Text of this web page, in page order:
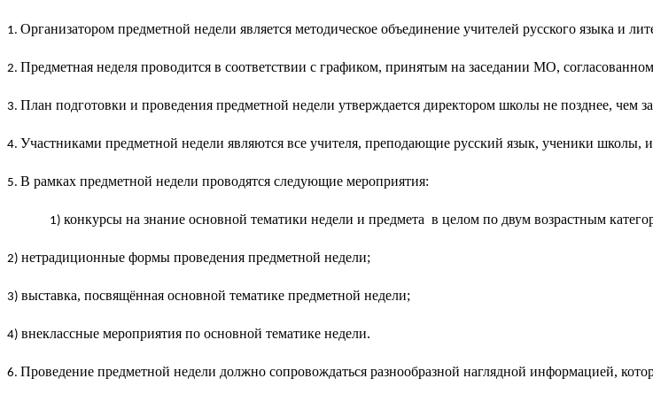
Организатором предметной недели является методическое объединение учителей русского языка и
Предметная неделя проводится в соответствии с графиком, принятым на заседании МО,
План подготовки и проведения предметной недели утверждается директором школы не позднее, чем
Участниками предметной недели являются все учителя, преподающие русский язык, ученики школы,
В рамках предметной недели проводятся следующие мероприятия:
конкурсы на знание основной тематики недели и предмета в целом по двум возрастным
нетрадиционные формы проведения предметной недели;
выставка, посвящённая основной тематике предметной недели;
внеклассные мероприятия по основной тематике недели.
Проведение предметной недели должно сопровождаться разнообразной наглядной информацией,